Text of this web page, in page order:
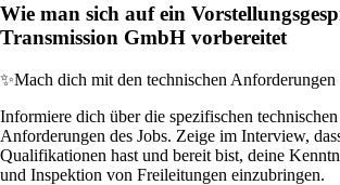
Wie man sich auf ein
Transmission GmbH vorbereitet
✨Mach dich mit den technischen Anforderungen
Informiere dich über die spezifischen
Anforderungen des Jobs. Zeige im Interview,
Qualifikationen hast und bereit bist, deine
und Inspektion von Freileitungen einzubringen.